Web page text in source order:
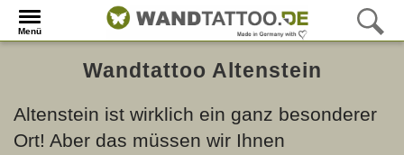
Menü
Wandtattoo Altenstein
Altenstein ist wirklich ein ganz besonderer
Ort! Aber das müssen wir Ihnen